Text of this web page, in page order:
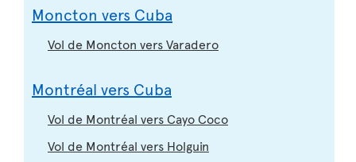
Moncton vers Cuba
Vol de Moncton vers Varadero
Montréal vers Cuba
Vol de Montréal vers Cayo Coco
Vol de Montréal vers Holguin